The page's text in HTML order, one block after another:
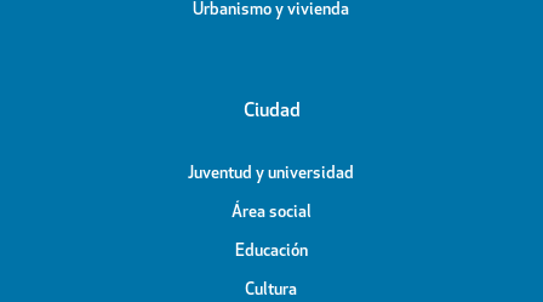
Urbanismo y vivienda
Ciudad
Juventud y universidad
Área social
Educación
Cultura